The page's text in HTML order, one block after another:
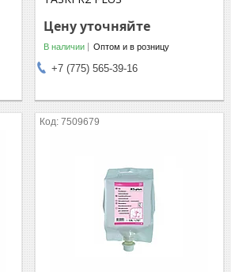
Цену уточняйте
В наличии Оптом и в розницу
+7 (775) 565-39-16
7509679